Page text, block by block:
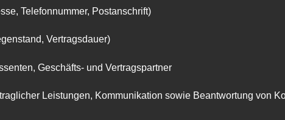
Telefonnummer, Postanschrift)
Vertragsdauer)
Geschäfts- und Vertragspartner
Leistungen, Kommunikation sowie Beantwortung von